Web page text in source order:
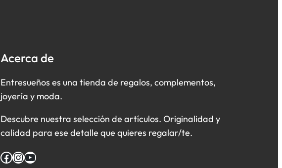
Acerca de
Entresueños es una tienda de regalos, complementos,
joyería y moda.
Descubre nuestra selección de artículos. Originalidad y
calidad para ese detalle que quieres regalar/te.
Facebook InstagramYouTube